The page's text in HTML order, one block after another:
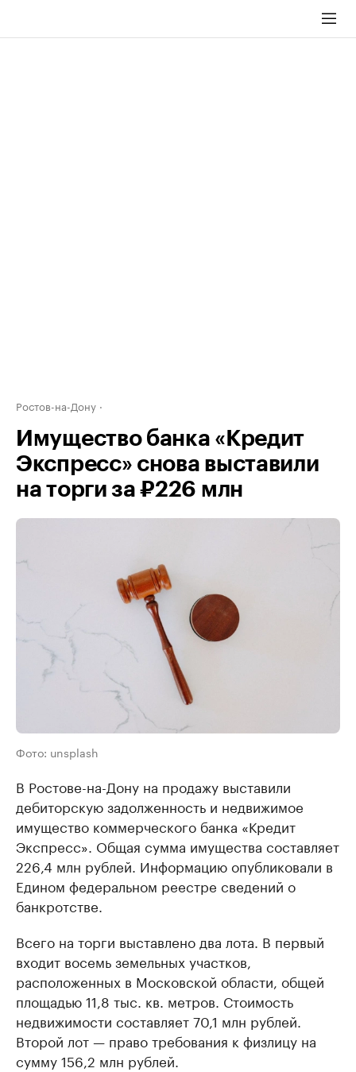
Ростов-на-Дону
Имущество банка «Кредит
Экспресс» снова выставили
на торги за ₽226 млн
Фото: unsplash
В Ростове-на-Дону на продажу выставили
дебиторскую задолженность и недвижимое
имущество коммерческого банка «Кредит
Экспресс». Общая сумма имущества составляет
226,4 млн рублей. Информацию опубликовали в
Едином федеральном реестре сведений о
банкротстве.
Всего на торги выставлено два лота. В первый
входит восемь земельных участков,
расположенных в Московской области, общей
площадью 11,8 тыс. кв. метров. Стоимость
недвижимости составляет 70,1 млн рублей.
Второй лот — право требования к физлицу на
сумму 156,2 млн рублей.